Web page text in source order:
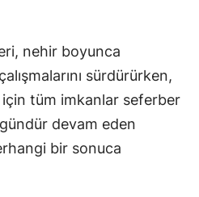
nehir boyunca
sürdürürken,
için tüm imkanlar seferber
devam eden
bir sonuca